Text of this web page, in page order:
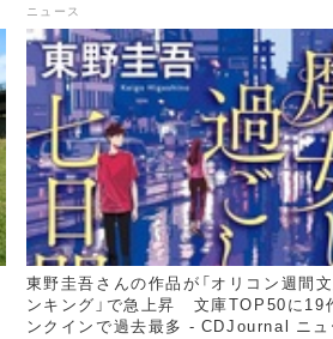
ニュース
東野圭吾さんの作品が「オリコン週間
ンキング」で急上昇​ 文庫TOP50に19
ンクインで過去最多 - CDJournal ニュ